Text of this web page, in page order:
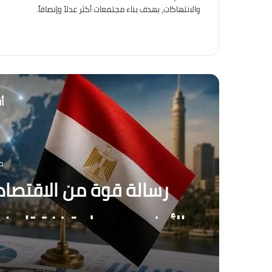
والانتهاكات، بهدف بناء مجتمعات أكثر عدلاً وإنصافاً.
رسالة قوة من